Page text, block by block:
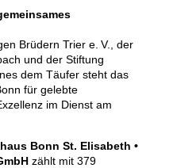
Brüdern Trier e. V., der
und der Stiftung
dem Täufer steht das
für gelebte
im Dienst am
Bonn St. Elisabeth •
zählt mit 379